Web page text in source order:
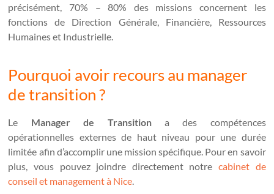
précisément, 70% – 80% des missions concernent les
fonctions de Direction Générale, Financière, Ressources
Humaines et Industrielle.
Pourquoi avoir recours au manager
de transition ?
Le Manager de Transitiona des compétences
opérationnelles externes de haut niveau pour une durée
limitée afin d’accomplir une mission spécifique. Pour en savoir
plus, vous pouvez joindre directement notre cabinet de
conseil et management à Nice